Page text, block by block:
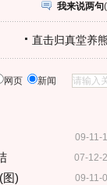
我来说两句(
直击归真堂养
网页 新闻
09-11-
07-12-
09-11-
图)